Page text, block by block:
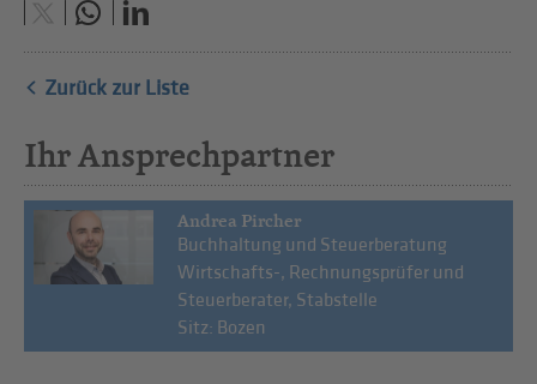
Zurück zur Liste
Ihr Ansprechpartner
Andrea Pircher
Buchhaltung und Steuerberatung
Wirtschafts-, Rechnungsprüfer und
Steuerberater, Stabstelle
Sitz: Bozen